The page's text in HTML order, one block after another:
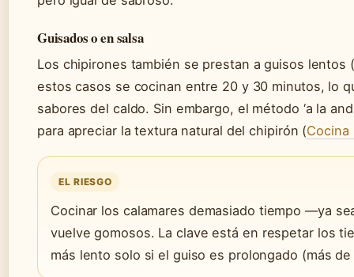
Guisados o en salsa
Los chipirones también se prestan a guisos lentos
estos casos se cocinan entre 20 y 30 minutos, lo
sabores del caldo. Sin embargo, el método ‘a la
para apreciar la textura natural del chipirón (Cocina
EL RIESGO
Cocinar los calamares demasiado tiempo —ya
vuelve gomosos. La clave está en respetar los
más lento solo si el guiso es prolongado (más